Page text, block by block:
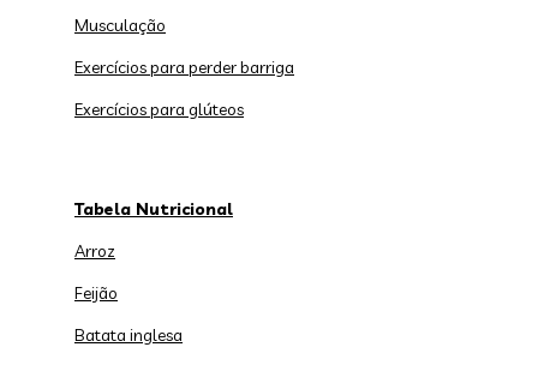
Musculação
Exercícios para perder barriga
Exercícios para glúteos
Tabela Nutricional
Arroz
Feijão
Batata inglesa